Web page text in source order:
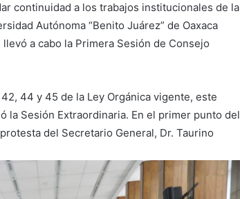
continuidad a los trabajos institucionales de la
Autónoma “Benito Juárez” de Oaxaca
a cabo la Primera Sesión de Consejo
44 y 45 de la Ley Orgánica vigente, este
la Sesión Extraordinaria. En el primer punto del
del Secretario General, Dr. Taurino